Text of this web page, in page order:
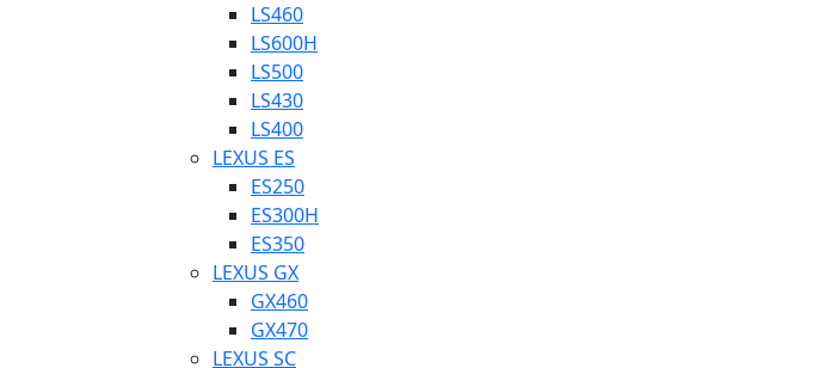
LS460
LS600H
LS500
LS430
LS400
LEXUS ES
ES250
ES300H
ES350
LEXUS GX
GX460
GX470
LEXUS SC